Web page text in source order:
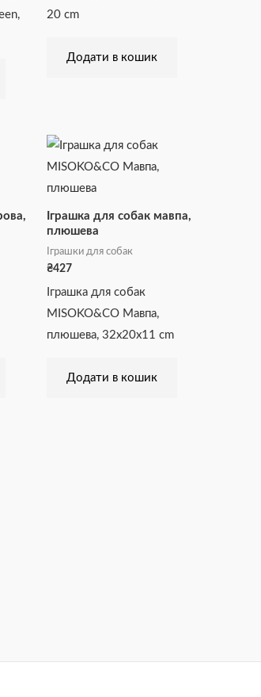
20 cm
Додати в кошик
Іграшка для собак мавпа,
плюшева
Іграшки для собак
₴427
Іграшка для собак
MISOKO&CO Мавпа,
плюшева, 32x20x11 cm
Додати в кошик